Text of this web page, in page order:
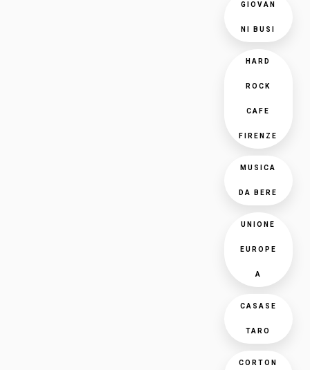
GIOVAN
NI BUSI
HARD
ROCK
CAFE
FIRENZE
MUSICA
DA BERE
UNIONE
EUROPE
A
CASASE
TARO
CORTON